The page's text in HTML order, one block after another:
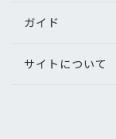
グッズ・小物
補聴器に関する
ログイン
ガイド
オンラインショ
サイトについて